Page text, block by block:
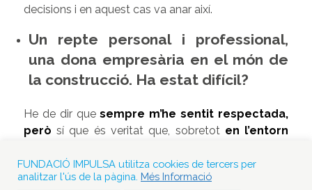
decisions i en aquest cas va anar així.
Un repte personal i professional,
una dona empresària en el món de
la construcció. Ha estat difícil?
He de dir quesempre m’he sentit respectada,
però sí que és veritat que, sobretot en l’entorn
mateixa autoritat que el meu pare. Per sort,
amb el temps això ha anat canviant i penso que els
FUNDACIÓ IMPULSA utilitza cookies de tercers per
analitzar l'ús de la pàgina. Més Informació